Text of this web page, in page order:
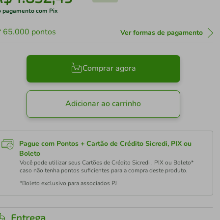
pagamento com Pix
65.000 pontos Ver formas de pagamento
Comprar agora
Adicionar ao carrinho
Pague com Pontos + Cartão de Crédito Sicredi, PIX ou
Boleto
Você pode utilizar seus Cartões de Crédito Sicredi , PIX ou Boleto*
caso não tenha pontos suficientes para a compra deste produto.
*Boleto exclusivo para associados PJ
Entrega